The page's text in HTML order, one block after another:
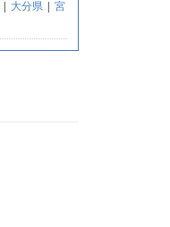
| 大分県 | 宮